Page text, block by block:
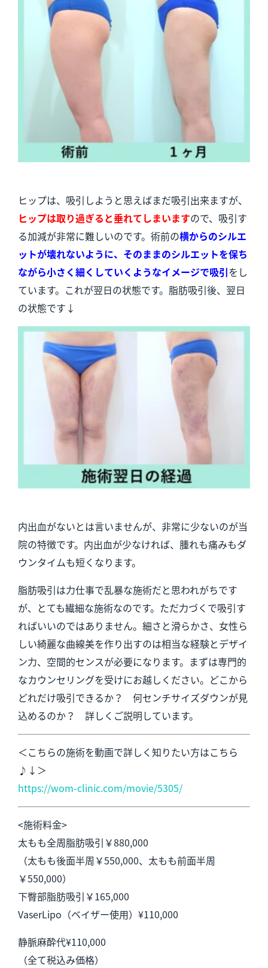
ヒップは、吸引しようと思えばまだ吸引出来ますが、
ヒップは取り過ぎると垂れてしまいますので、吸引す
る加減が非常に難しいのです。術前の横からのシルエ
ットが壊れないように、そのままのシルエットを保ち
ながら小さく細くしていくようなイメージで吸引をし
ています。これが翌日の状態です。脂肪吸引後、翌日
の状態です↓
内出血がないとは言いませんが、非常に少ないのが当
院の特徴です。内出血が少なければ、腫れも痛みもダ
ウンタイムも短くなります。
脂肪吸引は力仕事で乱暴な施術だと思われがちです
が、とても繊細な施術なのです。ただ力づくで吸引す
ればいいのではありません。細さと滑らかさ、女性ら
しい綺麗な曲線美を作り出すのは相当な経験とデザイ
ン力、空間的センスが必要になります。まずは専門的
なカウンセリングを受けにお越しください。どこから
どれだけ吸引できるか？ 何センチサイズダウンが見
込めるのか？ 詳しくご説明しています。
＜こちらの施術を動画で詳しく知りたい方はこちら
♪↓＞
https://wom-clinic.com/movie/5305/
<施術料金>
太もも全周脂肪吸引￥880,000
（太もも後面半周￥550,000、太もも前面半周
￥550,000）
下臀部脂肪吸引￥165,000
VaserLipo（ベイザー使用）¥110,000
静脈麻酔代¥110,000
（全て税込み価格）